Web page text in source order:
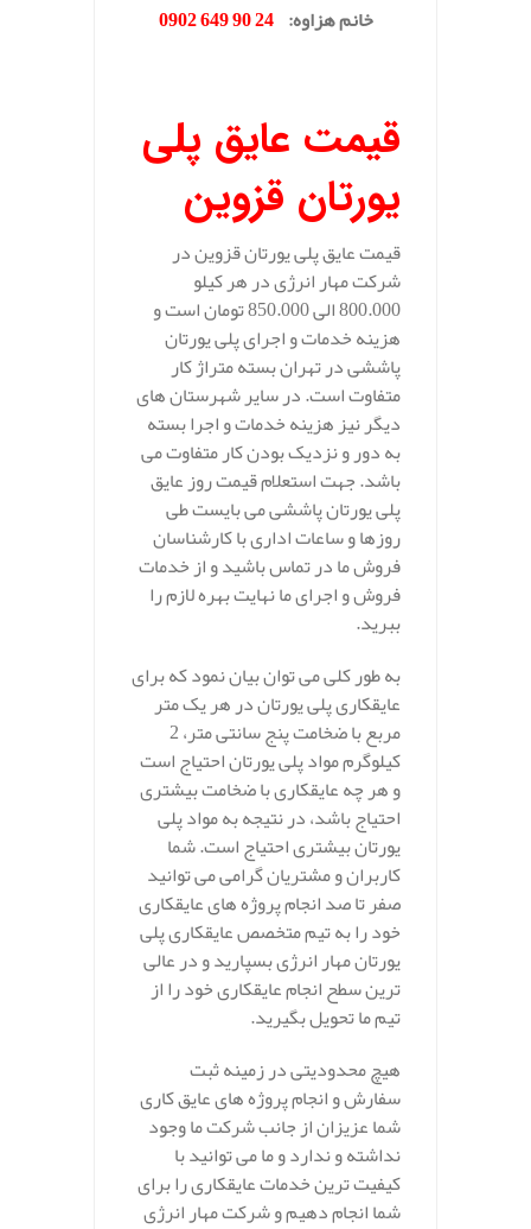
خانم هزاوه:
24 90 649 0902
قیمت عایق پلی
یورتان قزوین
قیمت عایق پلی یورتان قزوین در
شرکت مهار انرژی در هر کیلو
800.000 الی 850.000 تومان است و
هزینه خدمات و اجرای پلی یورتان
پاششی در تهران بسته متراژ کار
متفاوت است. در سایر شهرستان های
دیگر نیز هزینه خدمات و اجرا بسته
به دور و نزدیک بودن کار متفاوت می
باشد. جهت استعلام قیمت روز عایق
پلی یورتان پاششی می بایست طی
روزها و ساعات اداری با کارشناسان
فروش ما در تماس باشید و از خدمات
فروش و اجرای ما نهایت بهره لازم را
ببرید.
به طور کلی می توان بیان نمود که برای
عایقکاری پلی یورتان در هر یک متر
مربع با ضخامت پنج سانتی متر، 2
کیلوگرم مواد پلی یورتان احتیاج است
و هر چه عایقکاری با ضخامت بیشتری
احتیاج باشد، در نتیجه به مواد پلی
یورتان بیشتری احتیاج است. شما
کاربران و مشتریان گرامی می توانید
صفر تا صد انجام پروژه های عایقکاری
خود را به تیم متخصص عایقکاری پلی
یورتان مهار انرژی بسپارید و در عالی
ترین سطح انجام عایقکاری خود را از
تیم ما تحویل بگیرید.
هیچ محدودیتی در زمینه ثبت
سفارش و انجام پروژه های عایق کاری
شما عزیزان از جانب شرکت ما وجود
نداشته و ندارد و ما می توانید با
کیفیت ترین خدمات عایقکاری را برای
شما انجام دهیم و شرکت مهار انرژی